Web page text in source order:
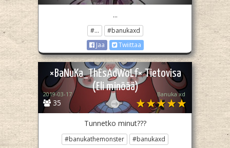
...
#...
#banukaxd
Jaa
Twiittaa
×BaNuKa_ThEsAdWoLf× Tietovisa
(Eli minöää)
35
2019-03-17 Banuka xd
Tunnetko minut???
#banukathemonster
#banukaxd